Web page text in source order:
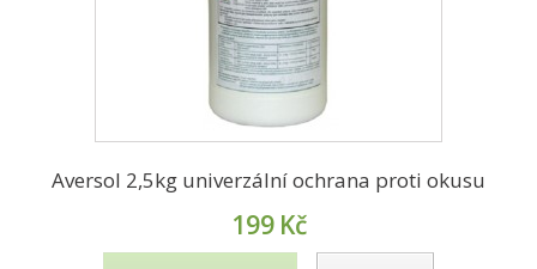
Aversol 2,5kg univerzální ochrana proti okusu
199 Kč